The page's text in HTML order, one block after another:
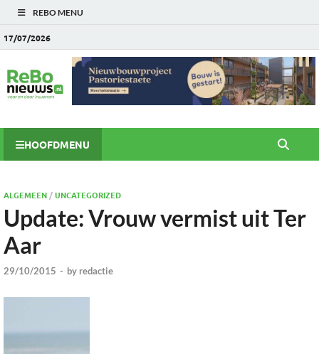
REBO MENU
17/07/2026
HOOFDMENU
ALGEMEEN/UNCATEGORIZED
Update: Vrouw vermist uit Ter
Aar
29/10/2015 - by redactie